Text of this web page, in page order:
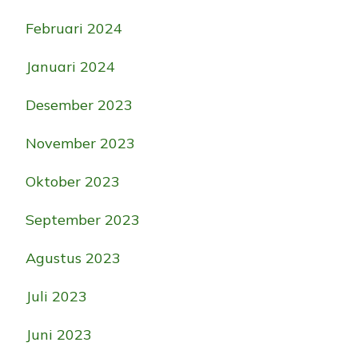
Februari 2024
Januari 2024
Desember 2023
November 2023
Oktober 2023
September 2023
Agustus 2023
Juli 2023
Juni 2023